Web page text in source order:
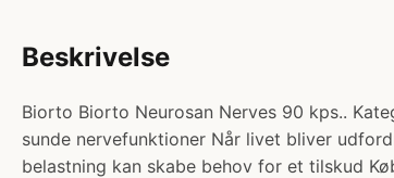
Beskrivelse
Biorto Biorto Neurosan Nerves 90 kps..
sunde nervefunktioner Når livet bliver
belastning kan skabe behov for et tilskud